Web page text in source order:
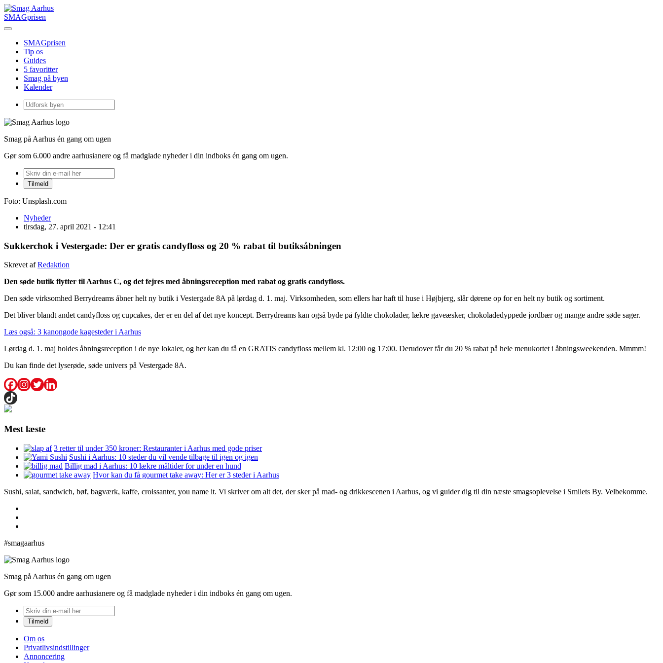
SMAGprisen
SMAGprisen
Tip os
Guides
5 favoritter
Smag på byen
Kalender
Smag på Aarhus én gang om ugen
Gør som 6.000 andre aarhusianere og få madglade nyheder i din indboks én gang om ugen.
Foto: Unsplash.com
Nyheder
tirsdag, 27. april 2021 - 12:41
Sukkerchok i Vestergade: Der er gratis candyfloss og 20 % rabat til butiksåbningen
Skrevet afRedaktion
Den søde butik flytter til Aarhus C, og det fejres med åbningsreception med rabat og gratis candyfloss.
Den søde virksomhed Berrydreams åbner helt ny butik i Vestergade 8A på lørdag d. 1. maj. Virksomheden, som ellers har haft til huse i Højbjerg, slår dørene op for en helt ny butik og sortiment.
Det bliver blandt andet candyfloss og cupcakes, der er en del af det nye koncept. Berrydreams kan også byde på fyldte chokolader, lækre gaveæsker, chokoladedyppede jordbær og mange andre søde sager.
Læs også: 3 kanongode kagesteder i Aarhus
Lørdag d. 1. maj holdes åbningsreception i de nye lokaler, og her kan du få en GRATIS candyfloss mellem kl. 12:00 og 17:00. Derudover får du 20 % rabat på hele menukortet i åbningsweekenden. Mmmm!
Du kan finde det lyserøde, søde univers på Vestergade 8A.
Mest læste
3 retter til under 350 kroner: Restauranter i Aarhus med gode priser
Sushi i Aarhus: 10 steder du vil vende tilbage til igen og igen
Billig mad i Aarhus: 10 lækre måltider for under en hund
Hvor kan du få gourmet take away: Her er 3 steder i Aarhus
Sushi, salat, sandwich, bøf, bagværk, kaffe, croissanter, you name it. Vi skriver om alt det, der sker på mad- og drikkescenen i Aarhus, og vi guider dig til din næste smagsoplevelse i Smilets By. Velbekomme.
#smagaarhus
Smag på Aarhus én gang om ugen
Gør som 15.000 andre aarhusianere og få madglade nyheder i din indboks én gang om ugen.
Om os
Privatlivsindstillinger
Annoncering